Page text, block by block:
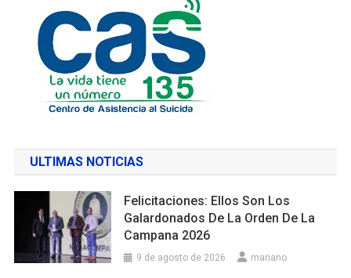
ULTIMAS NOTICIAS
Felicitaciones: Ellos Son Los
Galardonados De La Orden De La
Campana 2026
9 de agosto de 2026 mariano